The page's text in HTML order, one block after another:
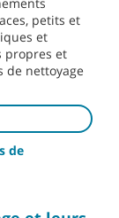
petits et
et
propres et
de nettoyage
de